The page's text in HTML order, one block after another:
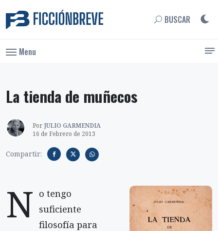
BUSCAR
Menu
La tienda de muñecos
Por JULIO GARMENDIA
16 de Febrero de 2013
Compartir:
N o tengo
suficiente
filosofía para